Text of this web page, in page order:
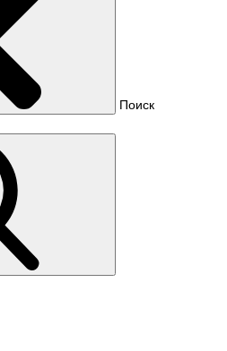
Поиск